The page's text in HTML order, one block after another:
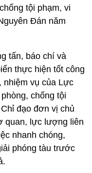
tội phạm, vi
Đán năm
tấn, báo chí và
thực hiện tốt công
nhiệm vụ của Lực
chống tội
đạo đơn vị chủ
quan, lực lượng liên
nhanh chóng,
phóng tàu trước